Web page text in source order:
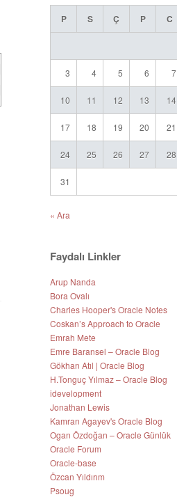
P S Ç P C
3 4 5 6 7
10 11 12 13 14
17 18 19 20 21
24 25 26 27 28
31
« Ara
Faydalı Linkler
Arup Nanda
Bora Ovalı
Charles Hooper's Oracle Notes
Coskan’s Approach to Oracle
Emrah Mete
Emre Baransel – Oracle Blog
Gökhan Atıl | Oracle Blog
H.Tonguç Yılmaz – Oracle Blog
idevelopment
Jonathan Lewis
Kamran Agayev's Oracle Blog
Ogan Özdoğan – Oracle Günlük
Oracle Forum
Oracle-base
Özcan Yıldırım
Psoug